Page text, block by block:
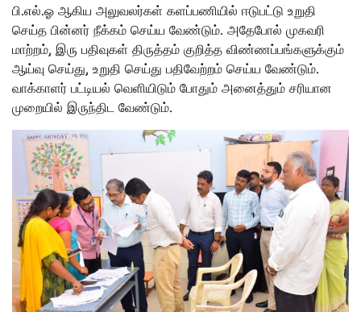
பி.எல்.ஓ ஆகிய அலுவலர்கள் களப்பணியில் ஈடுபட்டு உறுதி
செய்த பின்னர் நீக்கம் செய்ய வேண்டும். அதேபோல் முகவரி
மாற்றம், இரு பதிவுகள் திருத்தம் குறித்த விண்ணப்பங்களுக்கும்
ஆய்வு செய்து, உறுதி செய்து பதிவேற்றம் செய்ய வேண்டும்.
வாக்காளர் பட்டியல் வெளியிடும் போதும் அனைத்தும் சரியான
முறையில் இருந்திட வேண்டும்.